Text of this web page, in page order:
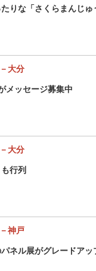
りな「さくらまんじゅ
大分
メッセージ募集中
大分
行列
神戸
ネル展がグレードアッ